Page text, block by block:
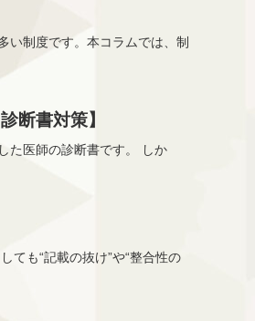
い制度です。本コラムでは、制
断書対策】
た医師の診断書です。 しか
ても“記載の抜け”や“整合性の